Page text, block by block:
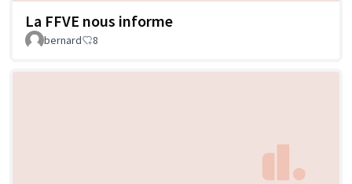
La FFVE nous informe
bernard 8